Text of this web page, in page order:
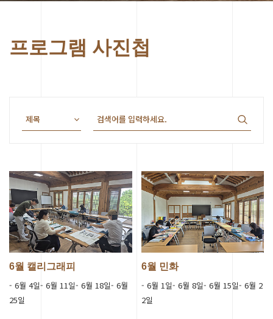
프로그램 사진첩
6월 캘리그래피
- 6월 4일- 6월 11일- 6월 18일- 6월
25일
6월 민화
- 6월 1일- 6월 8일- 6월 15일- 6월 2
2일